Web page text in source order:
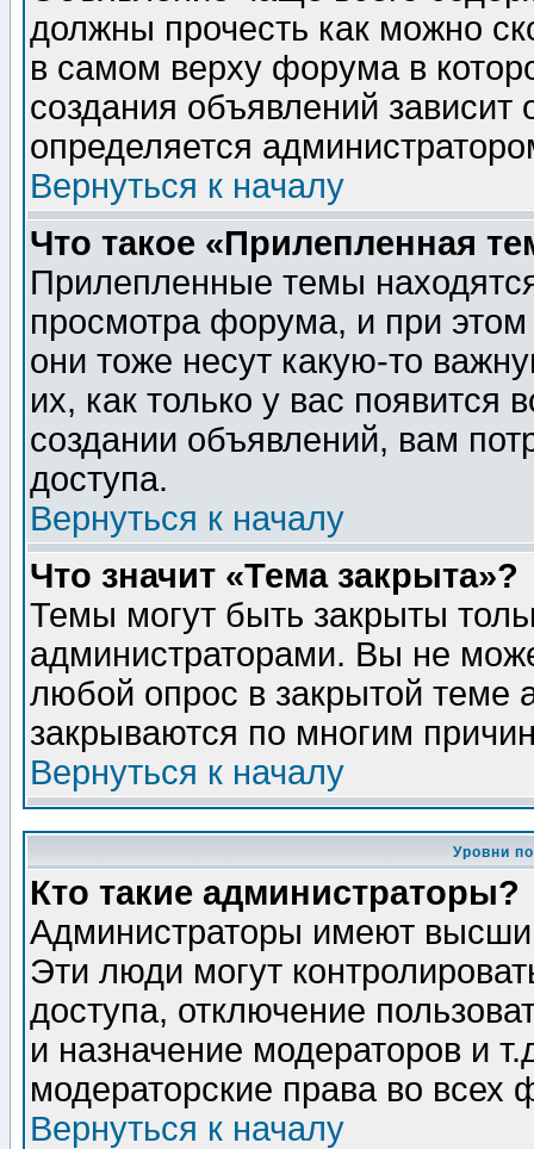
должны прочесть как можно
в самом верху форума в
создания объявлений зависит
определяется
Вернуться к началу
Что такое «Прилепленная
Прилепленные темы
просмотра форума, и при
они тоже несут какую-то
их, как только у вас появится
создании объявлений, вам
доступа.
Вернуться к началу
Что значит «Тема закрыта»?
Темы могут быть закрыты
администраторами. Вы не
любой опрос в закрытой теме
закрываются по многим
Вернуться к началу
Уровни
Кто такие администраторы?
Администраторы имеют
Эти люди могут
доступа, отключение
и назначение модераторов и
модераторские права во всех
Вернуться к началу